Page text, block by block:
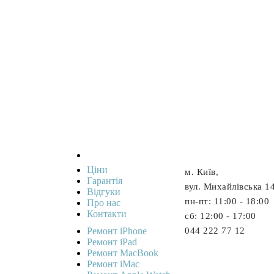
м. Київ,
вул. Михайлівська
пн-пт: 11:00 - 18:00
cб: 12:00 - 17:00
044 222 77 12
Ціни
Гарантія
Відгуки
Про нас
Контакти
Ремонт iPhone
Ремонт iPad
Ремонт MacBook
Ремонт iMac